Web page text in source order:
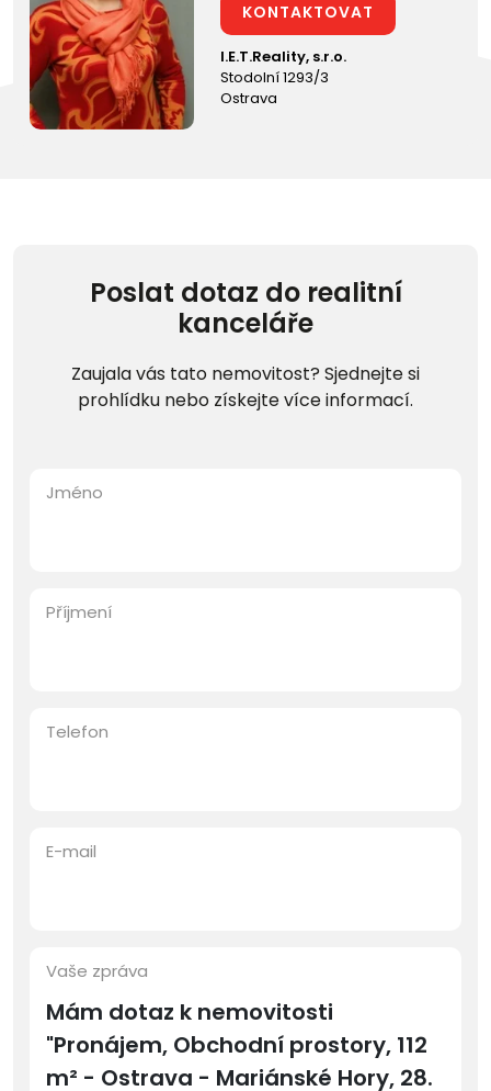
KONTAKTOVAT
I.E.T.Reality, s.r.o.
Stodolní 1293/3
Ostrava
Poslat dotaz do realitní
kanceláře
Zaujala vás tato nemovitost? Sjednejte si
prohlídku nebo získejte více informací.
Jméno
Příjmení
Telefon
E-mail
Vaše zpráva